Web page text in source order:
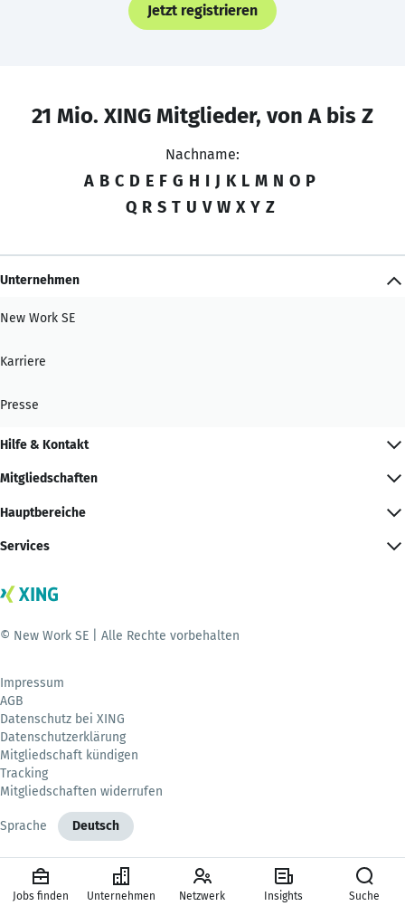
Jetzt registrieren
21 Mio. XING Mitglieder, von A bis Z
Nachname:
A B C D E F G H I J K L M N O P
Q R S T U V W X Y Z
Unternehmen
New Work SE
Karriere
Presse
Hilfe & Kontakt
Mitgliedschaften
Hauptbereiche
Services
© New Work SE | Alle Rechte vorbehalten
Impressum
AGB
Datenschutz bei XING
Datenschutzerklärung
Mitgliedschaft kündigen
Tracking
Mitgliedschaften widerrufen
Sprache Deutsch
Jobs finden Unternehmen Netzwerk Insights Suche